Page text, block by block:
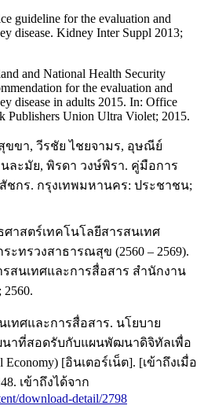
guideline for the evaluation and
disease. Kidney Inter Suppl 2013;
and National Health Security
for the evaluation and
disease in adults 2015. In: Office
Publishers Union Ultra Violet; 2015.
ขขา, วีรชัย ไชยจามร, อุษณีย์
ะมัย, พิรดา วงษ์พิรา. คู่มือการ
ชกร. กรุงเทพมหานคร: ประชาชน;
าสตร์เทคโนโลยีสารสนเทศ
ระทรวงสาธารณสุข (2560 – 2569).
สนเทศและการสื่อสาร สำนักงาน
เทศและการสื่อสาร. นโยบาย
นาที่สอดรับกับแผนพัฒนาดิจิทัลเพื่อ
[อินเตอร์เน็ต]. [เข้าถึงเมื่อ
เข้าถึงได้จาก
download-detail/2798